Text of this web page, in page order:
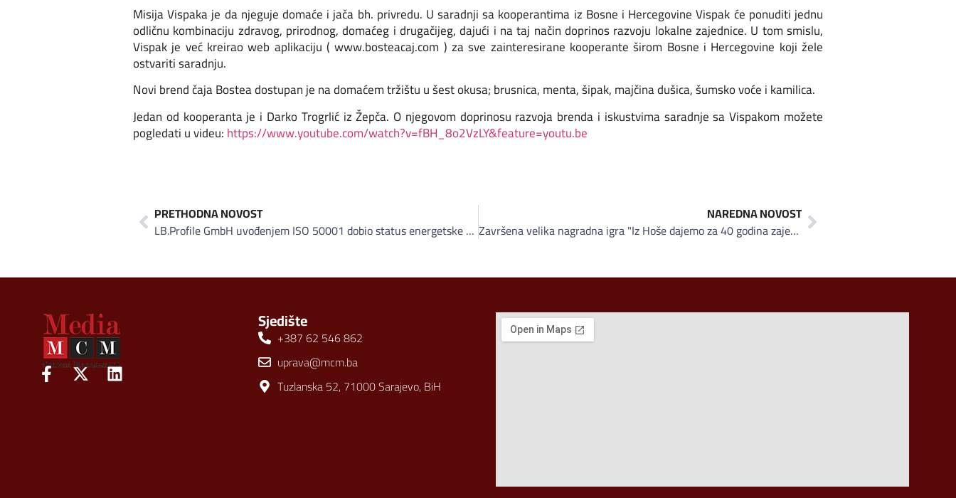
Misija Vispaka je da njeguje domaće i jača bh. privredu. U saradnji sa kooperantima iz Bosne i Hercegovine Vispak će ponuditi jednu
odličnu kombinaciju zdravog, prirodnog, domaćeg i drugačijeg, dajući i na taj način doprinos razvoju lokalne zajednice. U tom smislu,
Vispak je već kreirao web aplikaciju ( www.bosteacaj.com ) za sve zainteresirane kooperante širom Bosne i Hercegovine koji žele
ostvariti saradnju.
Novi brend čaja Bostea dostupan je na domaćem tržištu u šest okusa; brusnica, menta, šipak, majčina dušica, šumsko voće i kamilica.
Jedan od kooperanta je i Darko Trogrlić iz Žepča. O njegovom doprinosu razvoja brenda i iskustvima saradnje sa Vispakom možete
pogledati u videu:https://www.youtube.com/watch?v=fBH_8o2VzLY&feature=youtu.be
PRETHODNA NOVOST
LB.Profile GmbH uvođenjem ISO 50001 dobio status energetske odgovornosti
NAREDNA NOVOST
Završena velika nagradna igra "Iz Hoše dajemo za 40 godina zajedno», sretnim dobitnicama uručena 2 automobila Fiat Panda
Sjedište
+387 62 546 862
uprava@mcm.ba
Tuzlanska 52, 71000 Sarajevo, BiH